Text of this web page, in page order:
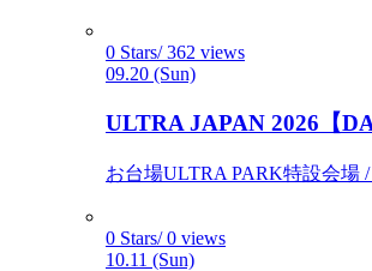
0 Stars/ 362 views
09.20 (Sun)
ULTRA JAPAN 2026【
お台場ULTRA PARK特設会場 /
0 Stars/ 0 views
10.11 (Sun)